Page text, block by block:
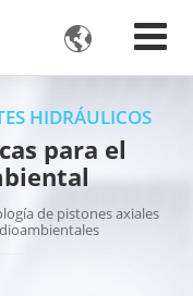

HIDRÁULICOS
para el
de pistones axiales